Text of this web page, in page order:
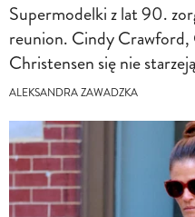
Supermodelki z lat 90.
reunion. Cindy
Christensen się nie starzeją
ALEKSANDRA ZAWADZKA